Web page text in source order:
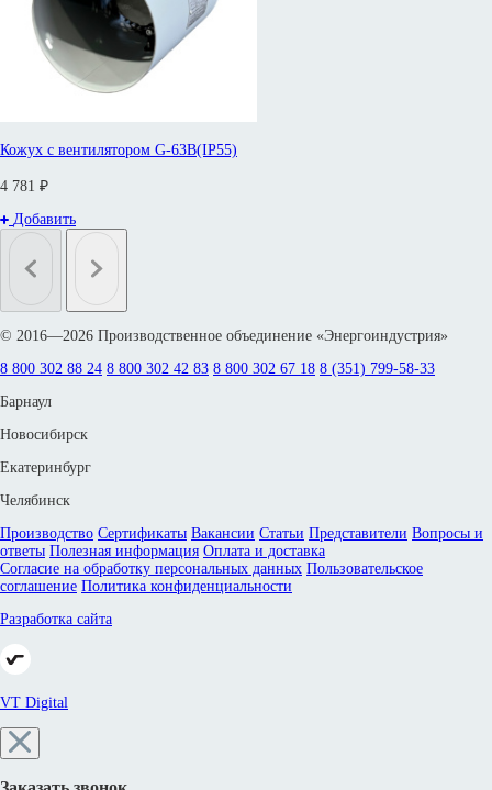
Кожух с вентилятором G-63B(IP55)
4 781 ₽
Добавить
© 2016—2026 Производственное объединение «Энергоиндустрия»
8 800 302 88 24 8 800 302 42 83 8 800 302 67 18 8 (351) 799-58-33
Барнаул
Новосибирск
Екатеринбург
Челябинск
Производство Сертификаты Вакансии Статьи Представители Вопросы и
ответы Полезная информация Оплата и доставка
Согласие на обработку персональных данных Пользовательское
соглашение Политика конфиденциальности
Разработка сайта
VT Digital